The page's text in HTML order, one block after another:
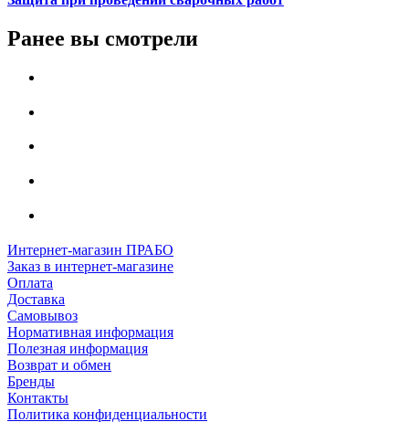
Ранее вы смотрели
Интернет-магазин ПРАБО
Заказ в интернет-магазине
Оплата
Доставка
Самовывоз
Нормативная информация
Полезная информация
Возврат и обмен
Бренды
Контакты
Политика конфиденциальности